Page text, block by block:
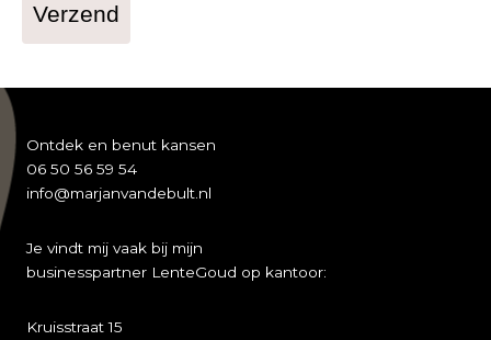
Verzend
Ontdek en benut kansen
06 50 56 59 54
info@marjanvandebult.nl
Je vindt mij vaak bij mijn
businesspartner LenteGoud op kantoor:
Kruisstraat 15